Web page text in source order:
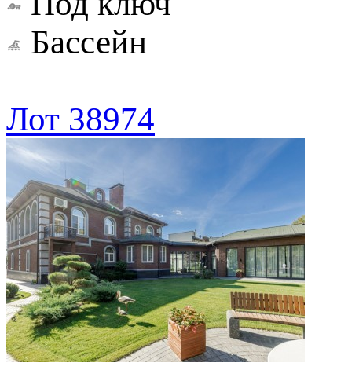
Бассейн
Лот 38974